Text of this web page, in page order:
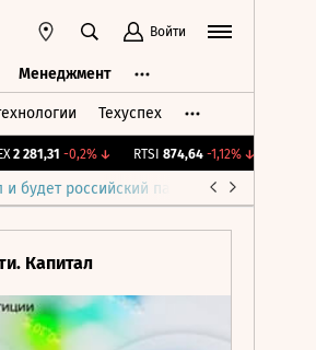
Войти
Менеджмент
Техуспех
-0,2%↓ RTSI 874,64 -1,12% ↓
будет российский парламент
Капитал